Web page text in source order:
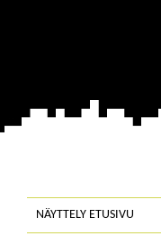
NÄYTTELY ETUSIVU